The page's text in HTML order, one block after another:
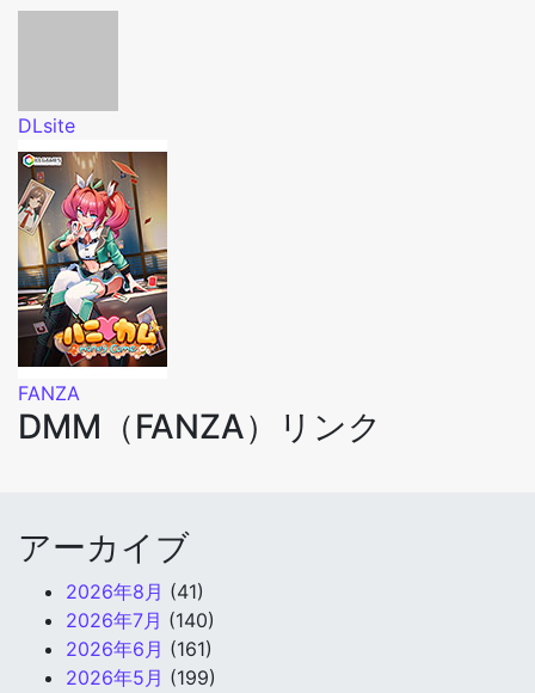
DLsite
FANZA
DMM（FANZA）リンク
アーカイブ
2026年8月 (41)
2026年7月 (140)
2026年6月 (161)
2026年5月 (199)